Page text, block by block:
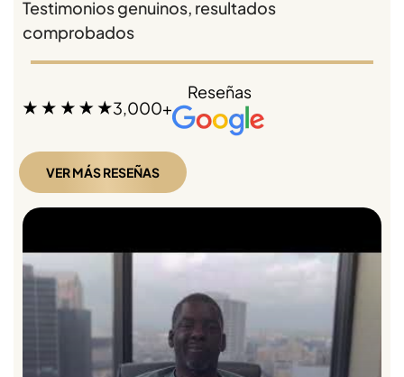
Testimonios genuinos, resultados
comprobados
3,000+
Reseñas
VER MÁS RESEÑAS